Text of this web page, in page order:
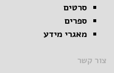
סרטים
ספרים
מאגרי מידע
צור קשר